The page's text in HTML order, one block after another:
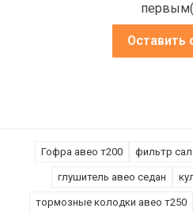
Оставить
Гофра авео т200 фильтр
глушитель авео седан
тормозные колодки авео т250